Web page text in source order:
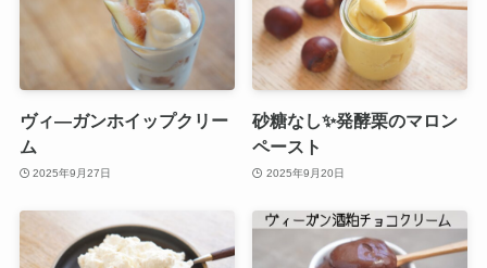
ヴィ―ガンホイップクリー
ム
2025年9月27日
砂糖なし✨発酵栗のマロン
ペースト
2025年9月20日